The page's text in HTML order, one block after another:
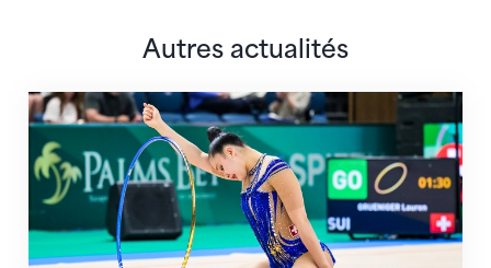
Autres actualités
Prochaine étape : les Championnats du monde